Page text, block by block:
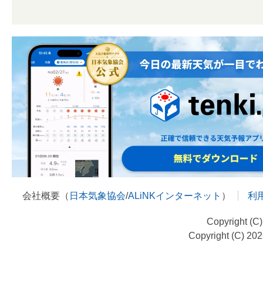
会社概要（ 日本気象協会/ALiNKインターネット ） 利
Copyright
Copyright (C)